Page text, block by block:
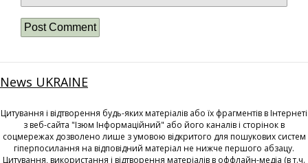
News UKRAINE
Цитування і відтворення будь-яких матеріалів або їх фрагментів в Інтернеті
з веб-сайта "Ізюм Інформаційний" або його каналів і сторінок в
соцмережах дозволено лише з умовою відкритого для пошукових систем
гіперпосилання на відповідний матеріал не нижче першого абзацу.
Цитування, використання і відтворення матеріалів в оффлайн-медіа (в т.ч.